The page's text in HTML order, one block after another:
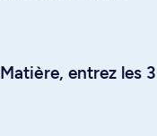
entrez les